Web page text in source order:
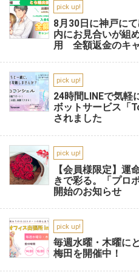
pick up!
8月30日に神戸に
内にお見合いが組
用 全額返金のキ
pick up!
24時間LINEで気軽
ボットサービス「
されました
pick up!
【会員様限定】運
きで彩る。「プロ
開始のお知らせ
pick up!
毎週水曜・木曜に
梅田を開催中！